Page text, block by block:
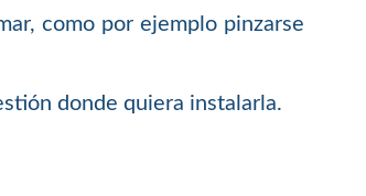
como por ejemplo pinzarse
donde quiera instalarla.